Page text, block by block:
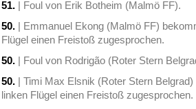
51. | Foul von Erik Botheim (Malmö FF).
50. | Emmanuel Ekong (Malmö FF)
Flügel einen Freistoß zugesprochen.
50. | Foul von Rodrigão (Roter Stern
50. | Timi Max Elsnik (Roter Stern
linken Flügel einen Freistoß zugesprochen.